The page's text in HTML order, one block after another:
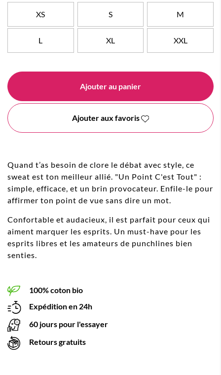
XS S M
L XL XXL
Ajouter au panier
Ajouter aux favoris
Quand t’as besoin de clore le débat avec style, ce
sweat est ton meilleur allié. "Un Point C'est Tout" :
simple, efficace, et un brin provocateur. Enfile-le pour
affirmer ton point de vue sans dire un mot.
Confortable et audacieux, il est parfait pour ceux qui
aiment marquer les esprits. Un must-have pour les
esprits libres et les amateurs de punchlines bien
senties.
100% coton bio
Expédition en 24h
60 jours pour l'essayer
Retours gratuits